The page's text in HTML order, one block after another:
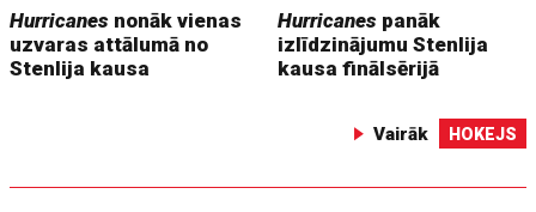
Hurricanes nonāk vienas
uzvaras attālumā no
Stenlija kausa
Hurricanes panāk
izlīdzinājumu Stenlija
kausa finālsērijā
Vairāk HOKEJS